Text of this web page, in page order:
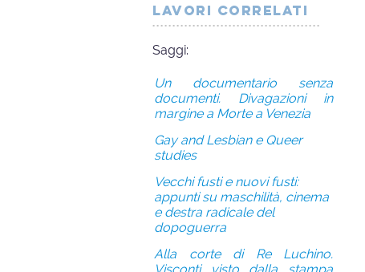
lavori correlati
..........................................
Saggi:
Un documentario senza
documenti. Divagazioni in
margine a Morte a Venezia
Gay and Lesbian e Queer
studies
Vecchi fusti e nuovi fusti:
appunti su maschilità, cinema
e destra radicale del
dopoguerra
Alla corte di Re Luchino.